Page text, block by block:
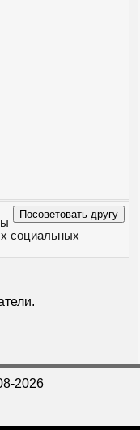
социальных
2026